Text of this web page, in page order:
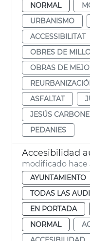
NORMAL
URBANISMO
ACCESSIBILITAT
OBRES DE
OBRAS DE
ASFALTAT
JESÚS
PEDANIES
modificado hace
AYUNTAMIENTO
TODAS LAS
EN PORTADA
NORMAL